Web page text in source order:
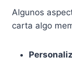
Algunos
carta algo